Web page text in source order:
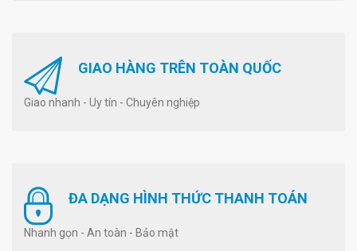
GIAO HÀNG TRÊN TOÀN QUỐC
Giao nhanh - Uy tín - Chuyên nghiệp
ĐA DẠNG HÌNH THỨC THANH TOÁN
Nhanh gọn - An toàn - Bảo mật